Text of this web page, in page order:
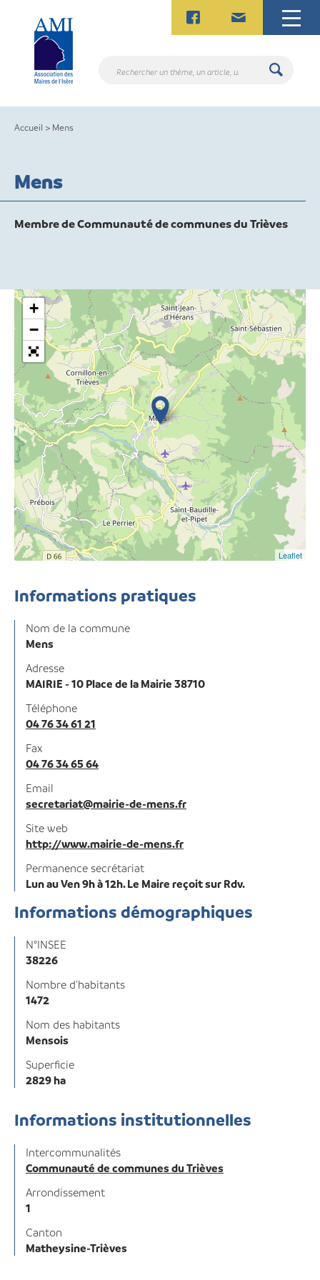
content
Rechercher
Accueil > Mens
Mens
Membre de Communauté de communes du Trièves
+
−
Leaflet
Informations pratiques
Nom de la commune
Mens
Adresse
MAIRIE - 10 Place de la Mairie 38710
Téléphone
04 76 34 61 21
Fax
04 76 34 65 64
Email
secretariat@mairie-de-mens.fr
Site web
http://www.mairie-de-mens.fr
Permanence secrétariat
Lun au Ven 9h à 12h. Le Maire reçoit sur Rdv.
Informations démographiques
N°INSEE
38226
Nombre d'habitants
1472
Nom des habitants
Mensois
Superficie
2829 ha
Informations institutionnelles
Intercommunalités
Communauté de communes du Trièves
Arrondissement
1
Canton
Matheysine-Trièves